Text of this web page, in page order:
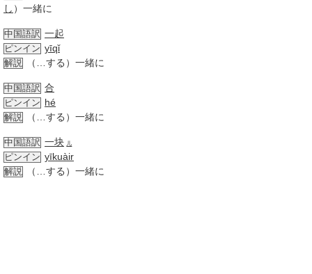
し ）一緒に
中国語訳 一起
ピンイン yīqǐ
解説 （…する）一緒に
中国語訳 合
ピンイン hé
解説 （…する）一緒に
中国語訳 一块 儿
ピンイン yīkuàir
解説 （…する）一緒に